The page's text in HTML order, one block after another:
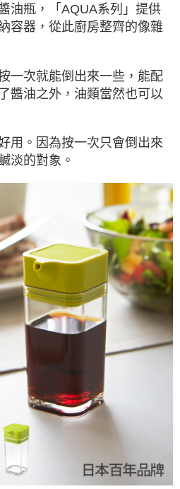
油瓶，「AQUA系列」提供
容器，從此廚房整齊的像雜
一次就能倒出來一些，能配
醬油之外，油類當然也可以
用。因為按一次只會倒出來
淡的對象。